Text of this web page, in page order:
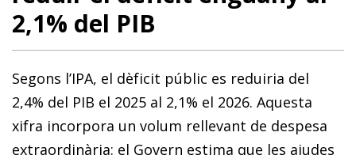
2,1% del PIB
Segons l’IPA, el dèficit públic es reduiria del
2,4% del PIB el 2025 al 2,1% el 2026. Aquesta
xifra incorpora un volum rellevant de despesa
extraordinària: el Govern estima que les ajudes